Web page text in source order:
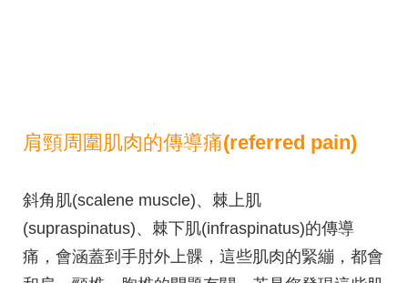
肩頸周圍肌肉的傳導痛(referred pain)
斜角肌(scalene muscle)、棘上肌
(supraspinatus)、棘下肌(infraspinatus)的傳導
痛，會涵蓋到手肘外上髁，這些肌肉的緊繃，都會